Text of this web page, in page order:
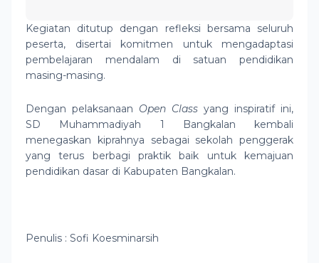
Kegiatan ditutup dengan refleksi bersama seluruh
peserta, disertai komitmen untuk mengadaptasi
pembelajaran mendalam di satuan pendidikan
masing-masing.
Dengan pelaksanaan Open Class yang inspiratif ini,
SD Muhammadiyah 1 Bangkalan kembali
menegaskan kiprahnya sebagai sekolah penggerak
yang terus berbagi praktik baik untuk kemajuan
pendidikan dasar di Kabupaten Bangkalan.
Penulis : Sofi Koesminarsih